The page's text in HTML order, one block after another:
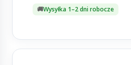
Wysyłka 1–2 dni robocze